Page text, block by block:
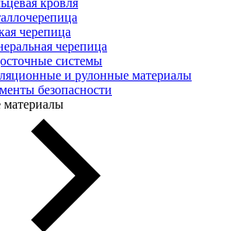
черепица
черепица
системы
и рулонные материалы
безопасности